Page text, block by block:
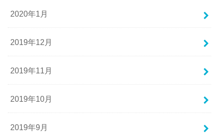
2020年1月
2019年12月
2019年11月
2019年10月
2019年9月